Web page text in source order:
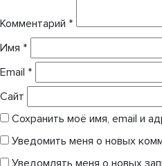
Комментарий *
Имя *
Email *
Сайт
Сохранить моё имя, email и
Уведомить меня о новых
Уведомлять меня о новых